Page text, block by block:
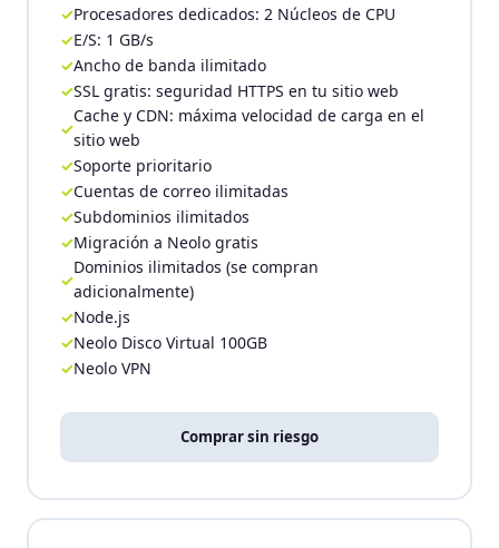
Procesadores dedicados: 2 Núcleos de CPU
E/S: 1 GB/s
Ancho de banda ilimitado
SSL gratis: seguridad HTTPS en tu sitio web
Cache y CDN: máxima velocidad de carga en el
sitio web
Soporte prioritario
Cuentas de correo ilimitadas
Subdominios ilimitados
Migración a Neolo gratis
Dominios ilimitados (se compran
adicionalmente)
Node.js
Neolo Disco Virtual 100GB
Neolo VPN
Comprar sin riesgo